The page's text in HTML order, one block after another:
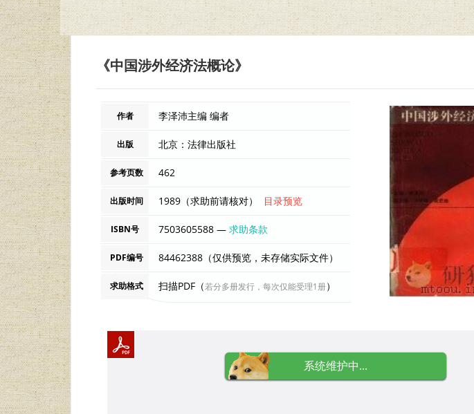
《中国涉外经济法概论》
作者 李泽沛主编 编者
出版 北京：法律出版社
参考页数 462
出版时间 1989（求助前请核对） 目录预览
ISBN号 7503605588 —求助条款
PDF编号 84462388（仅供预览，未存储实际文件）
求助格式 扫描PDF（若分多册发行，每次仅能受理1册）
系统维护中...